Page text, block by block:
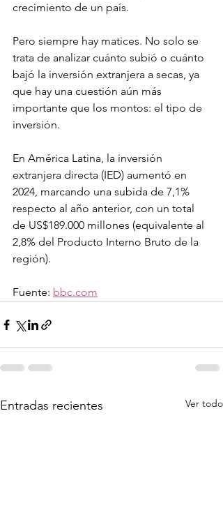
crecimiento de un país.
Pero siempre hay matices. No solo se
trata de analizar cuánto subió o cuánto
bajó la inversión extranjera a secas, ya
que hay una cuestión aún más
importante que los montos: el tipo de
inversión.
En América Latina, la inversión
extranjera directa (IED) aumentó en
2024, marcando una subida de 7,1%
respecto al año anterior, con un total
de US$189.000 millones (equivalente al
2,8% del Producto Interno Bruto de la
región).
Fuente: bbc.com
Entradas recientes Ver todo